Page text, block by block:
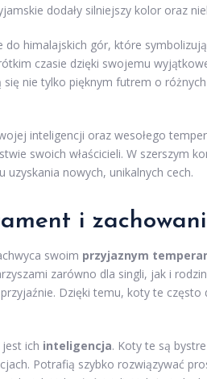
dodały silniejszy kolor oraz
do himalajskich gór, które
czasie dzięki swojemu
nie tylko pięknym futrem o
inteligencji oraz wesołego
swoich właścicieli. W szerszym
uzyskania nowych, unikalnych cech.
i
swoim przyjaznym
zarówno dla singli, jak i
Dzięki temu, koty te
ich inteligencja. Koty te są
Potrafią szybko rozwiązywać